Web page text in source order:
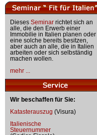
Dieses Seminar richtet sich an
alle, die den Erwerb einer
Immobilie in Italien planen oder
eine solche bereits besitzen,
aber auch an alle, die in Italien
arbeiten oder sich selbständig
machen wollen.
mehr ...
Wir beschaffen für Sie:
Katasterauszug (Visura)
Italienische
Steuernummer